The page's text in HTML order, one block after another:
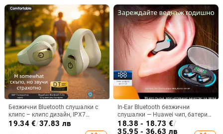
Безжични Bluetooth слушалки с
клипс – клипс дизайн, IPX7
водоустойчивост, Bluetooth 5.4,
обхват 15 м, живот на батерията
19.34€/37.83 лв
In-Ear Bluetooth безжични
слушалки — Huawei чип, батерия
над 8 часа, IPX3 водоустойчиви,
мини невидим дизайн, стерео
18.38 - 18.73 €/
35.95 - 36.63 лв